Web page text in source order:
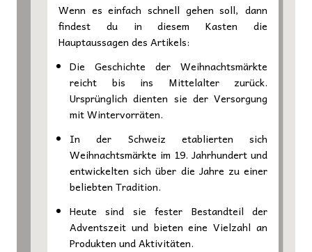
Wenn es einfach schnell gehen soll, dann
findest du in diesem Kasten die
Hauptaussagen des Artikels:
Die Geschichte der Weihnachtsmärkte
reicht bis ins Mittelalter zurück.
Ursprünglich dienten sie der Versorgung
mit Wintervorräten.
In der Schweiz etablierten sich
Weihnachtsmärkte im 19. Jahrhundert und
entwickelten sich über die Jahre zu einer
beliebten Tradition.
Heute sind sie fester Bestandteil der
Adventszeit und bieten eine Vielzahl an
Produkten und Aktivitäten.